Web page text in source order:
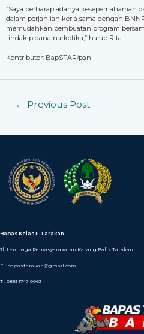
“Saya berharap adanya kesepemahaman
dalam perjanjian kerja sama dengan
memudahkan pembuatan program
tindak pidana narkotika,” harap Rita.
Kontributor: BapSTAR/pan
← Previous Post
Bapas Kelas II Tarakan
Jl. Lembaga Pemasyarakatan Karang Balik Tarakan
E : bapastarakan@gmail.com
T : 0851 1747 0063